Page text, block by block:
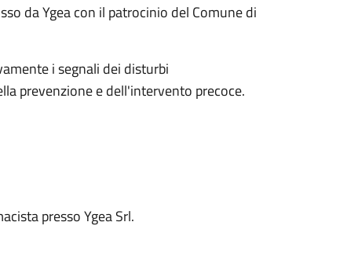
da Ygea con il patrocinio del Comune di
i segnali dei disturbi
prevenzione e dell'intervento precoce.
presso Ygea Srl.